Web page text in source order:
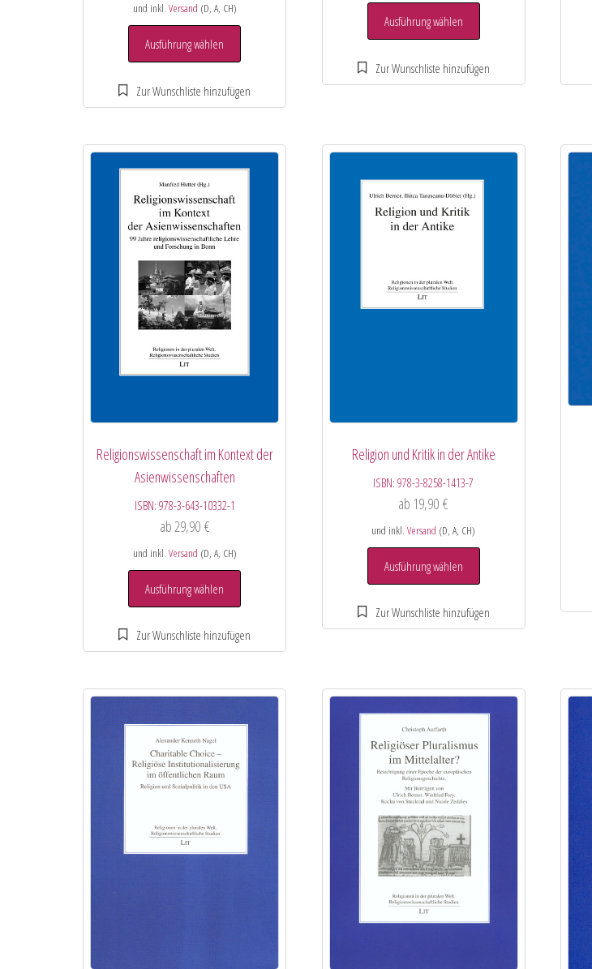
und inkl. Versand (D, A, CH)
Ausführung wählen
Ausführung wählen
Religionswissenschaft im Kontext der
Asienwissenschaften
ISBN: 978-3-643-10332-1
ab 29,90 €
und inkl. Versand (D, A, CH)
Ausführung wählen
Religion und Kritik in der Antike
ISBN:978-3-8258-1413-7
ab 19,90€
und inkl.Versand (D, A, CH)
Ausführung wählen